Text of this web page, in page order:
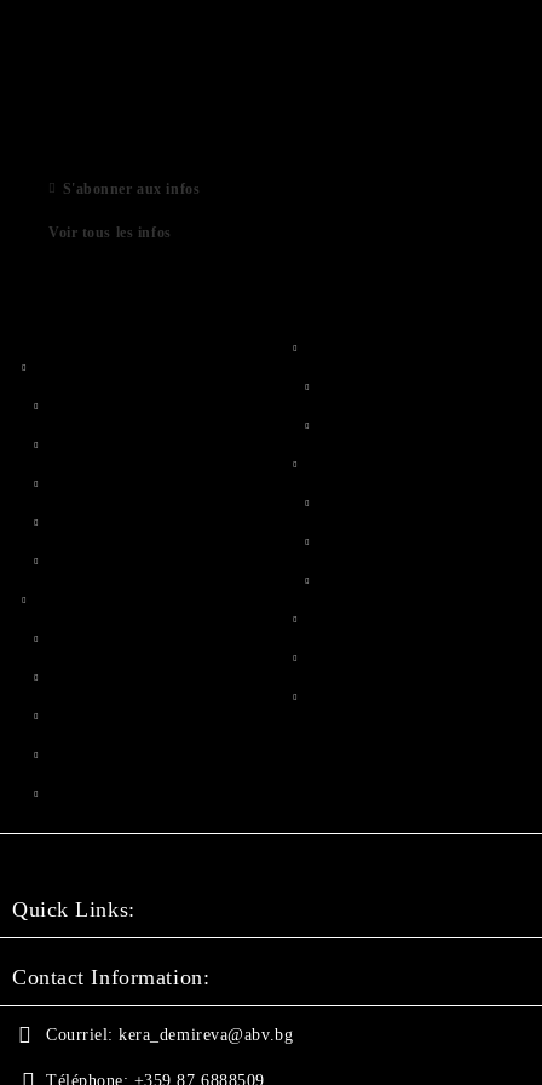
S'abonner aux infos
Voir tous les infos
Quick Links:
Contact Information:
Courriel: kera_demireva@abv.bg
Téléphone: +359 87 6888509